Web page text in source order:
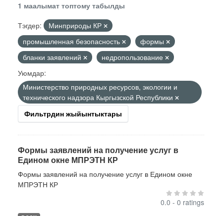
1 маалымат топтому табылды
Тэгдер:
Минприроды КР
промышленная безопасность
формы
бланки заявлений
недропользование
Уюмдар:
Министерство природных ресурсов, экологии и
технического надзора Кыргызской Республики
Фильтрдин жыйынтыктары
Формы заявлений на получение услуг в
Едином окне МПРЭТН КР
Формы заявлений на получение услуг в Едином окне
МПРЭТН КР
0.0 - 0 ratings